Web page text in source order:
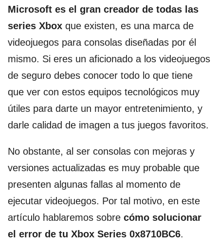
Microsoft es el gran creador de todas las
series Xbox que existen, es una marca de
videojuegos para consolas diseñadas por él
mismo. Si eres un aficionado a los videojuegos
de seguro debes conocer todo lo que tiene
que ver con estos equipos tecnológicos muy
útiles para darte un mayor entretenimiento, y
darle calidad de imagen a tus juegos favoritos.
No obstante, al ser consolas con mejoras y
versiones actualizadas es muy probable que
presenten algunas fallas al momento de
ejecutar videojuegos. Por tal motivo, en este
artículo hablaremos sobre cómo solucionar
el error de tu Xbox Series 0x8710BC6.